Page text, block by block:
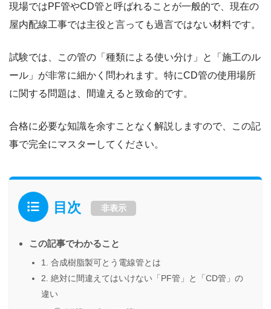
現場ではPF管やCD管と呼ばれることが一般的で、現在の
屋内配線工事では主役と言っても過言ではない材料です。
試験では、この管の「種類による使い分け」と「施工のル
ール」が非常に細かく問われます。特にCD管の使用場所
に関する問題は、間違えると致命的です。
合格に必要な知識を余すことなく解説しますので、この記
事で完全にマスターしてください。
目次 非表示
この記事でわかること
1. 合成樹脂製可とう電線管とは
2. 絶対に間違えてはいけない「PF管」と「CD管」の
違い